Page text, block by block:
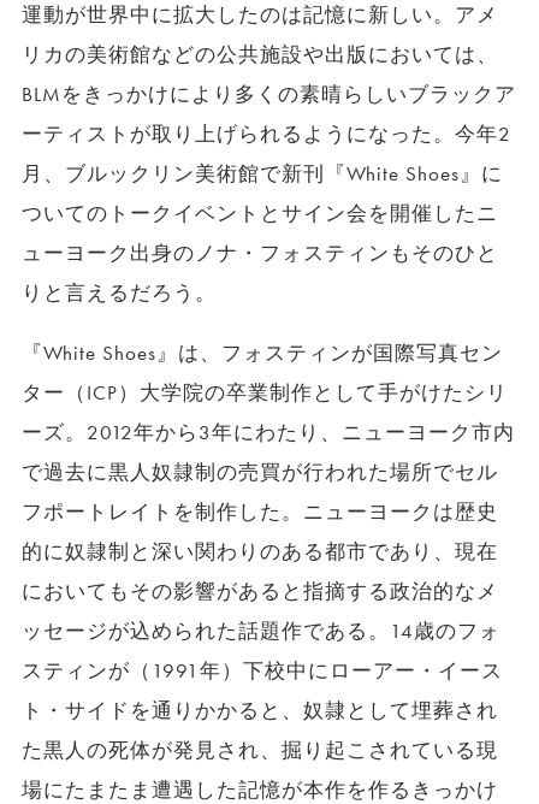
運動が世界中に拡大したのは記憶に新しい。アメ
リカの美術館などの公共施設や出版においては、
BLMをきっかけにより多くの素晴らしいブラックア
ーティストが取り上げられるようになった。今年2
月、ブルックリン美術館で新刊『White Shoes』に
ついてのトークイベントとサイン会を開催したニ
ューヨーク出身のノナ・フォスティンもそのひと
りと言えるだろう。
『White Shoes』は、フォスティンが国際写真セン
ター（ICP）大学院の卒業制作として手がけたシリ
ーズ。2012年から3年にわたり、ニューヨーク市内
で過去に黒人奴隷制の売買が行われた場所でセル
フポートレイトを制作した。ニューヨークは歴史
的に奴隷制と深い関わりのある都市であり、現在
においてもその影響があると指摘する政治的なメ
ッセージが込められた話題作である。14歳のフォ
スティンが（1991年）下校中にローアー・イース
ト・サイドを通りかかると、奴隷として埋葬され
た黒人の死体が発見され、掘り起こされている現
場にたまたま遭遇した記憶が本作を作るきっかけ